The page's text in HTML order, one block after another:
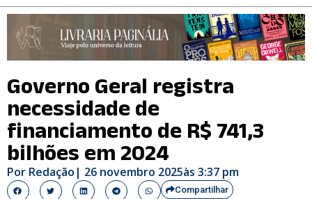
Governo Geral registra
necessidade de
financiamento de R$ 741,3
bilhões em 2024
Por Redação | 26 novembro 2025às 3:37 pm
Compartilhar